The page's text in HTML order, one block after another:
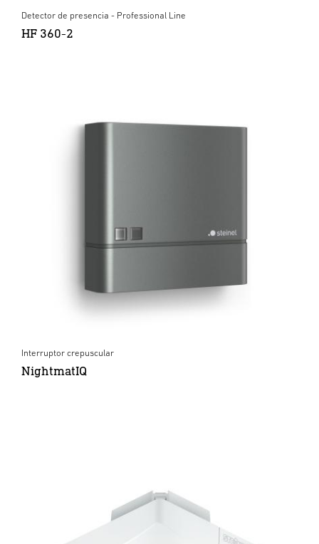
Detector de presencia - Professional Line
HF 360-2
Interruptor crepuscular
NightmatIQ